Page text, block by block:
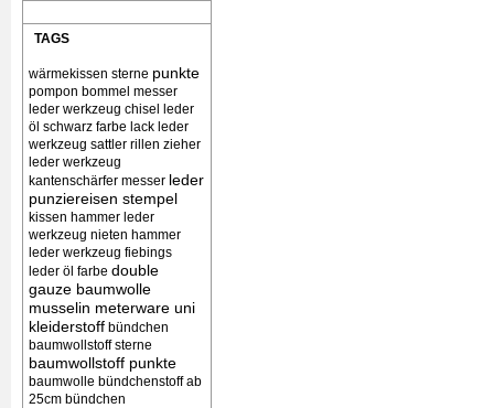
TAGS
wärmekissen sterne punkte
pompon bommel messer
leder werkzeug chisel
leder
öl schwarz farbe lack leder
werkzeug sattler rillen zieher
leder werkzeug
kantenschärfer messer leder
punziereisen stempel
kissen hammer leder
werkzeug nieten hammer
leder werkzeug fiebings
leder öl farbe double
gauze baumwolle
musselin meterware uni
kleiderstoff bündchen
baumwollstoff sterne
baumwollstoff punkte
baumwolle bündchenstoff ab
25cm bündchen